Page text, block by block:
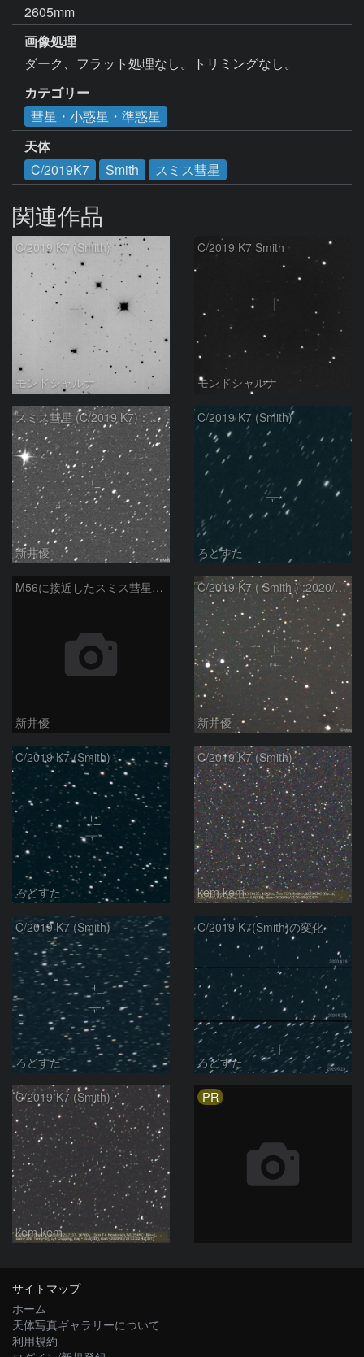
2605mm
画像処理
ダーク、フラット処理なし。トリミングなし。
カテゴリー
彗星・小惑星・準惑星
天体
C/2019K7
Smith スミス彗星
関連作品
C/2019 K7 (Smith)
モンドシャルナ
C/2019 K7 Smith
モンドシャルナ
スミス彗星 (C/2019 K7)：2021/05/10
新井優
C/2019 K7 (Smith)
ろどすた
M56に接近したスミス彗星（C/2019 K7）：2021/02/20
新井優
C/2019 K7 ( Smith ) :2020/10/20
新井優
C/2019 K7 (Smith)
ろどすた
C/2019 K7 (Smith)
kem.kem
C/2019 K7 (Smith)
ろどすた
C/2019 K7(Smith)の変化
ろどすた
C/2019 K7 (Smith)
kem.kem
PR
サイトマップ
ホーム
天体写真ギャラリーについて
利用規約